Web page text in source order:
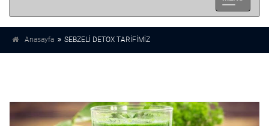
Men�
Anasayfa SEBZELİ DETOX TARİFİMİZ